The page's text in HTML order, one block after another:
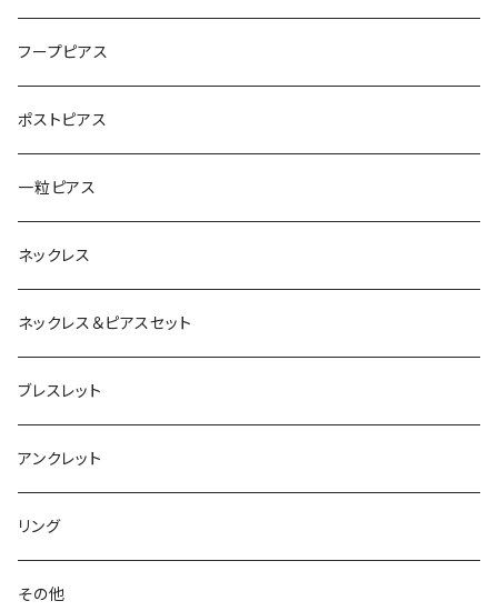
フープピアス
ポストピアス
一粒ピアス
ネックレス
ネックレス＆ピアスセット
ブレスレット
アンクレット
リング
その他